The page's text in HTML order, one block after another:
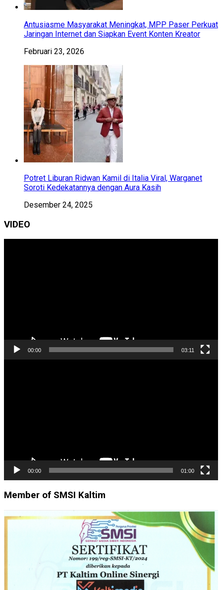
Antusiasme Masyarakat Meningkat, MPP Paser Perkuat
Jaringan Internet dan Siapkan Event Konten Kreator
Februari 23, 2026
Potret Liburan Ridwan Kamil di Italia Viral, Warganet
Soroti Kedekatannya dengan Aura Kasih
Desember 24, 2025
VIDEO
00:00 03:11
00:00 01:00
Member of SMSI Kaltim